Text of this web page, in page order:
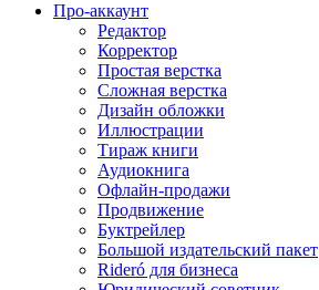
Про-аккаунт
Редактор
Корректор
Простая верстка
Сложная верстка
Дизайн обложки
Иллюстрации
Тираж книги
Аудиокнига
Офлайн-продажи
Продвижение
Буктрейлер
Большой издательский пакет
Rideró для бизнеса